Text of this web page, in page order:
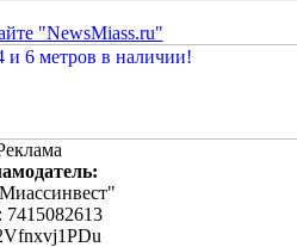
"NewsMiass.ru"